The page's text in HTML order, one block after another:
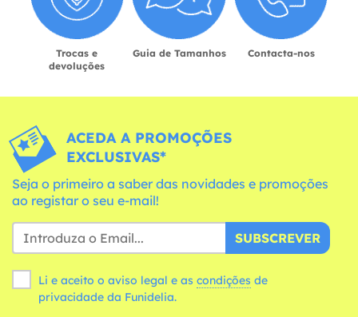
Trocas e
devoluções
Guia de Tamanhos Contacta-nos
ACEDA A PROMOÇÕES
EXCLUSIVAS*
Seja o primeiro a saber das novidades e promoções
ao registar o seu e-mail!
SUBSCREVER
Li e aceito o aviso legal e as condições
privacidade da Funidelia.